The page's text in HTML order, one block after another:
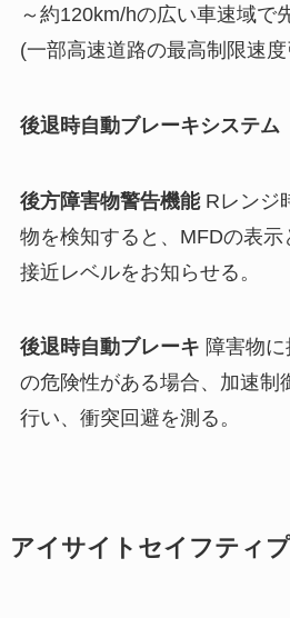
～約120km/hの広い車速域で
(一部高速道路の最高制限速
後退時自動ブレーキシステム
後方障害物警告機能 Rレンジ
物を検知すると、MFDの表
接近レベルをお知らせる。
後退時自動ブレーキ 障害物
の危険性がある場合、加速制
行い、衝突回避を測る。
アイサイトセイフティ